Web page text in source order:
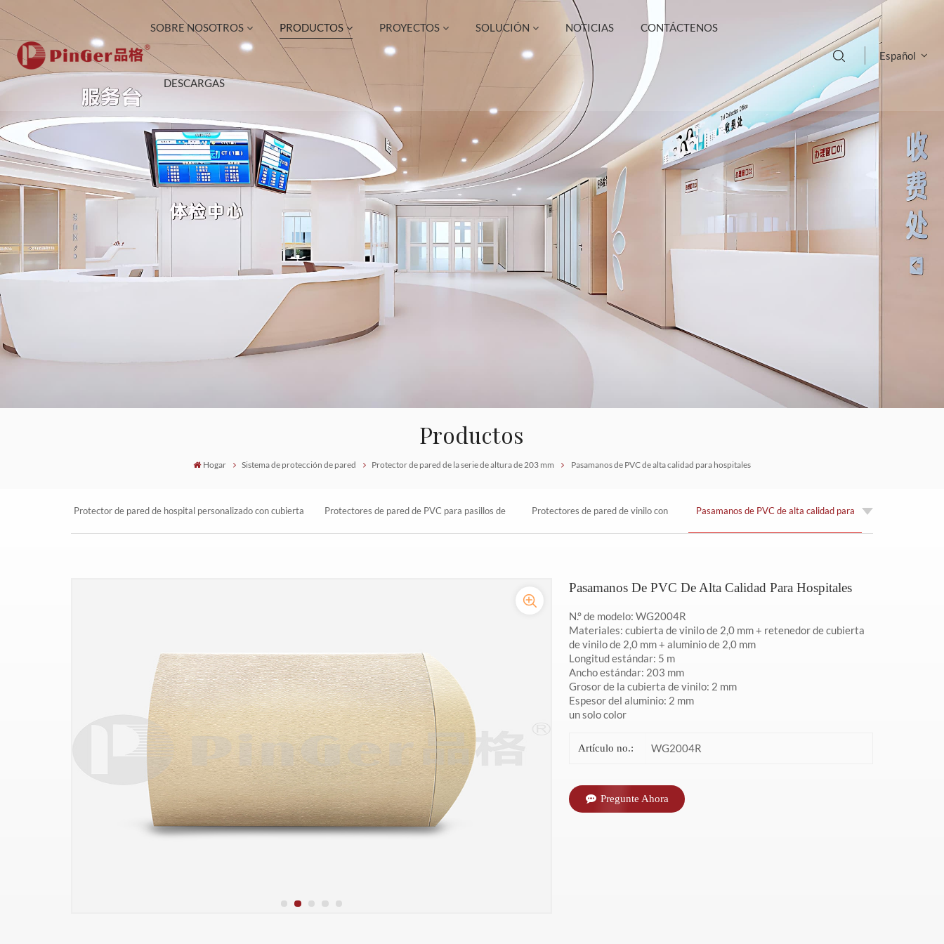
SOBRE NOSOTROS PRODUCTOS PROYECTOS SOLUCIÓN NOTICIAS CONTÁCTENOS
DESCARGAS
Español
English
français
Tiếng việt
Productos
Hogar Sistema de protección de pared Protector de pared de la serie de altura de 203 mm Pasamanos de PVC de alta calidad para hospitales
Protector de pared de hospital personalizado con cubierta Protectores de pared de PVC para pasillos de Protectores de pared de vinilo con Pasamanos de PVC de alta calidad para
Pasamanos De PVC De Alta Calidad Para Hospitales
N.° de modelo: WG2004R
Materiales: cubierta de vinilo de 2,0 mm + retenedor de cubierta
de vinilo de 2,0 mm + aluminio de 2,0 mm
Longitud estándar: 5 m
Ancho estándar: 203 mm
Grosor de la cubierta de vinilo: 2 mm
Espesor del aluminio: 2 mm
un solo color
Artículo no.: WG2004R
Pregunte Ahora